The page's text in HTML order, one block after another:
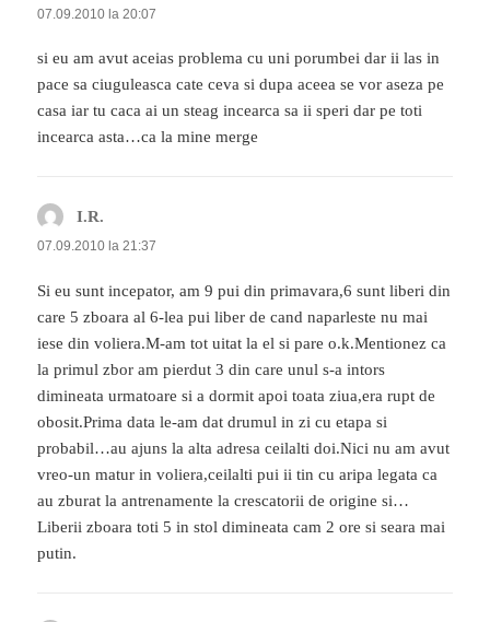
07.09.2010 la 20:07
si eu am avut aceias problema cu uni porumbei dar ii las in
pace sa ciuguleasca cate ceva si dupa aceea se vor aseza pe
casa iar tu caca ai un steag incearca sa ii speri dar pe toti
incearca asta…ca la mine merge
I.R.
07.09.2010 la 21:37
Si eu sunt incepator, am 9 pui din primavara,6 sunt liberi din
care 5 zboara al 6-lea pui liber de cand naparleste nu mai
iese din voliera.M-am tot uitat la el si pare o.k.Mentionez ca
la primul zbor am pierdut 3 din care unul s-a intors
dimineata urmatoare si a dormit apoi toata ziua,era rupt de
obosit.Prima data le-am dat drumul in zi cu etapa si
probabil…au ajuns la alta adresa ceilalti doi.Nici nu am avut
vreo-un matur in voliera,ceilalti pui ii tin cu aripa legata ca
au zburat la antrenamente la crescatorii de origine si…
Liberii zboara toti 5 in stol dimineata cam 2 ore si seara mai
putin.